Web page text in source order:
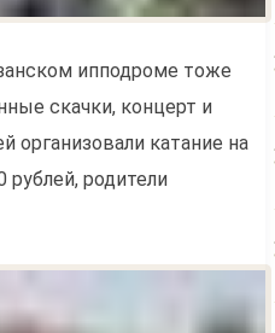
ипподроме тоже
скачки, концерт и
организовали катание на
родители